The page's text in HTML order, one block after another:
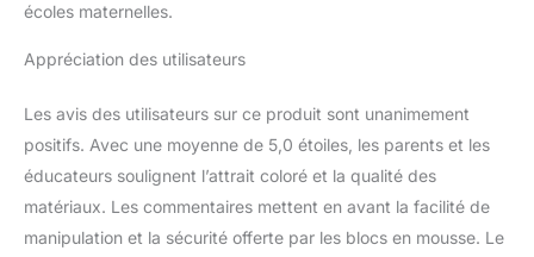
écoles maternelles.
Appréciation des utilisateurs
Les avis des utilisateurs sur ce produit sont unanimement
positifs. Avec une moyenne de 5,0 étoiles, les parents et les
éducateurs soulignent l’attrait coloré et la qualité des
matériaux. Les commentaires mettent en avant la facilité de
manipulation et la sécurité offerte par les blocs en mousse. Le